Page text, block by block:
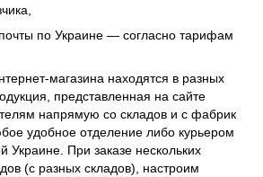
по Украине — согласно тарифам
магазина находятся в разных
представленная на сайте
напрямую со складов и с фабрик
удобное отделение либо курьером
Украине. При заказе нескольких
(с разных складов), настроим